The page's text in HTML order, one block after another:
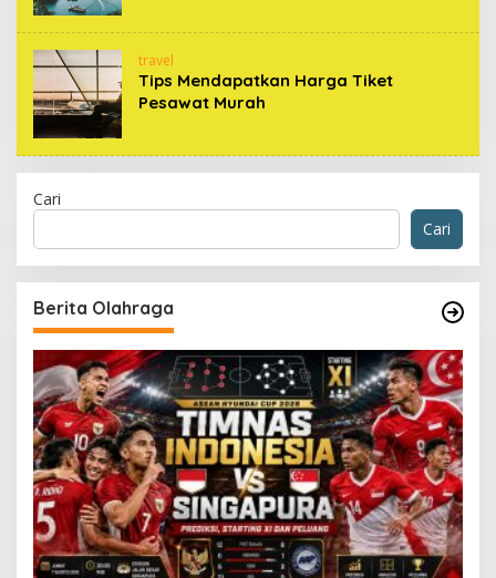
travel
Tips Mendapatkan Harga Tiket
Pesawat Murah
Cari
Cari
Berita Olahraga